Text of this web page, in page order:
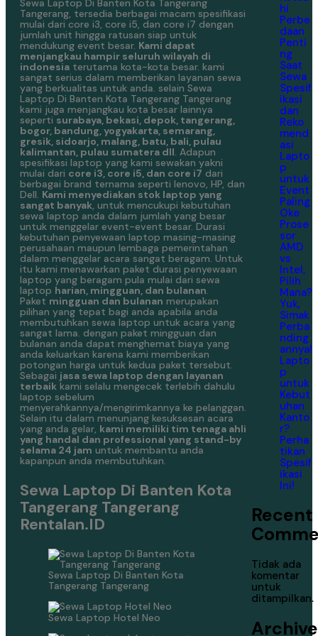
Sewa Laptop Di Banten Kota Tangerang
Tangerang, tersedia berbagai macam spesifikasi
mulai dari core i3, core i5, dan core i7 dengan
jumlah unit hingga ratusan siap untuk
mendukung event besar. Kami dapat
menjangkau hampir seluruh wilayah di
indonesia terutama kota-kota besar. kami
sangat serius dalam memberikan layanan sewa
yang berkualitas untuk anda. selain Sewa
Laptop Di Banten Kota Tangerang Tangerang
kami juga menjangkau kota besar lainnya
seperti surabaya, bekasi, depok, tangerang,
bogor, bandung, yogyakarta, semarang,
gresik, sidoarjo, malang, batu, bali, pulau
kalimantan, pulau sumatera dll. Adapun
spesifikasi laptop yang kami sewakan yakni
mulai dari core i3, core i5, dan core i7 dari
berbagai brand ternama seperti lenovo, HP, dan
Dell. Kami menyediakan stok laptop yang
sangat banyak, untuk mencukupi kebutuhan
sewa laptop anda dalam jumlah yang besar
untuk menggelar event-event besar. Durasi
kebutuhan penyewaan laptop masing-masing
perusahaan maupun lembaga pemerintahan
dalam menggelar acara sangat beragam. Untuk
itu kami menawarkan paket durasi penyewaan
laptop yang beragam pula mulai dari sewa
laptop harian, mingguan, dan bulanan.
Paket mingguan dan bulanan merupakan
pilihan yang tepat bagi anda apabila anda
membutuhkan sewa laptop untuk acara yang
sangat lama. dengan paket mingguan dan
bulanan anda dapat menghemat biaya yang
anda keluarkan karena kami memberikan
potongan harga untuk kedua paket tersebut.
Sebagai jasa sewa laptop dengan layanan
terbaik kami selalu mengecek terlebih dahulu
laptop sebelum
menyerahkannya/mengirimkannya ke pelanggan.
Selain itu dalam menunjang kesuksesan acara
yang anda gelar, kami memiliki tim tenaga ahli
yang handal dan professional yang stand-by
selama 24 jam untuk membantu anda
kapanpun anda membutuhkan.
Sewa Laptop Di Banten Kota
Tangerang Tangerang
Rentalan.ID
Sewa Laptop Di Banten Kota
Tangerang Tangerang
Sewa Laptop Hotel Neo
hi
Perbe
daan
Penti
ng
Saat
Sewa
Spesif
ikasi
dan
Reko
mend
asi
Lapto
p
untuk
Event
Paling
Oke
Prose
sor
AMD
vs
Intel,
Pilih
Mana?
Yuk,
Simak
Perba
nding
annya!
Lapto
p
untuk
Kebut
uhan
Kanto
r?
Perha
tikan
Spesif
ikasi
Ini!
Recent
Tidak ada
komentar
untuk
ditampilkan.